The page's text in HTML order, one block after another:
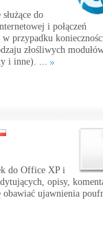
do
i połączeń
przypadku
złośliwych
i inne). ...
do Office XP i
opisy,
ujawnienia